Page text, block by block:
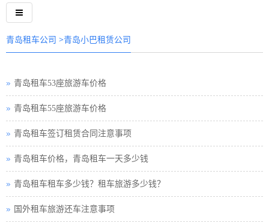
青岛租车公司 >青岛小巴租赁公司
青岛租车53座旅游车价格
青岛租车55座旅游车价格
青岛租车签订租赁合同注意事项
青岛租车价格，青岛租车一天多少钱
青岛租车租车多少钱？租车旅游多少钱？
国外租车旅游还车注意事项